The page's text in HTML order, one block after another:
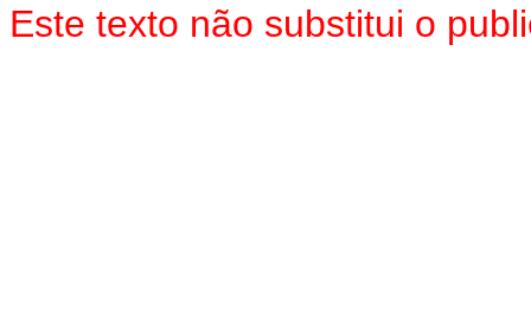
Este texto não substitui o